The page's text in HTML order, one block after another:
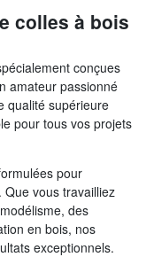
colles à bois
conçues
amateur passionné
qualité supérieure
pour tous vos projets
pour
vous travailliez
des
en bois, nos
exceptionnels.